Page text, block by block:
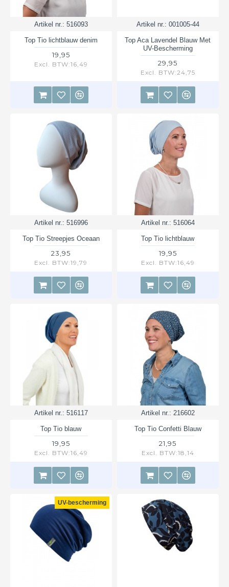
Artikel nr.: 516093
Top Tio lichtblauw denim
19,95
Excl. BTW:16,49
Artikel nr.: 001005-44
Top Aca Lavendel Blauw Met
UV-Bescherming
29,95
Excl. BTW:24,75
Artikel nr.: 516996
Top Tio Streepjes Oceaan
23,95
Excl. BTW:19,79
Artikel nr.: 516064
Top Tio lichtblauw
19,95
Excl. BTW:16,49
Artikel nr.: 516117
Top Tio blauw
19,95
Excl. BTW:16,49
Artikel nr.: 216602
Top Tio Confetti Blauw
21,95
Excl. BTW:18,14
UV-bescherming